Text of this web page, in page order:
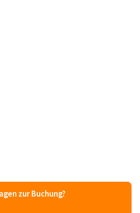
zur Buchung?